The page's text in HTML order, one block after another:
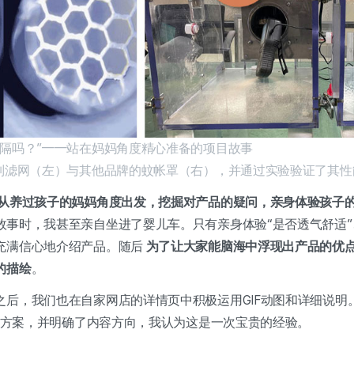
吗？”——站在妈妈角度精心准备的项目故事
滤网（左）与其他品牌的蚊帐罩（右），并通过实验验证了其
养过孩子的妈妈角度出发，挖掘对产品的疑问，亲身体验孩子
时，我甚至亲自坐进了婴儿车。只有亲身体验“是否透气舒适
满信心地介绍产品。随后 为了让大家能脑海中浮现出产品的优
描绘。
后，我们也在自家网店的详情页中积极运用GIF动图和详细说明
案，并明确了内容方向，我认为这是一次宝贵的经验。